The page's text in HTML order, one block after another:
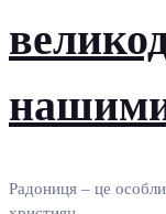
Радониця – це